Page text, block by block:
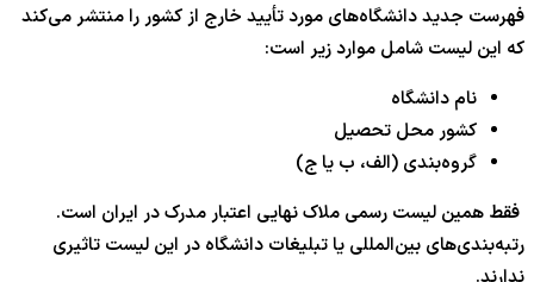
فهرست جدید دانشگاه‌های مورد تأیید خارج از کشور را منتشر می‌کند
که این لیست شامل موارد زیر است:
نام دانشگاه
کشور محل تحصیل
گروه‌بندی (الف، ب یا ج)
فقط همین لیست رسمی ملاک نهایی اعتبار مدرک در ایران است.
رتبه‌بندی‌های بین‌المللی یا تبلیغات دانشگاه در این لیست تاثیری